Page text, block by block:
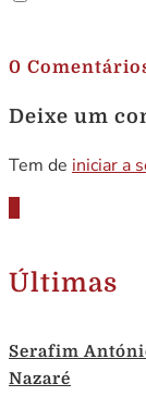
0
Deixe um
Tem de iniciar a
Últimas
Serafim
Nazaré